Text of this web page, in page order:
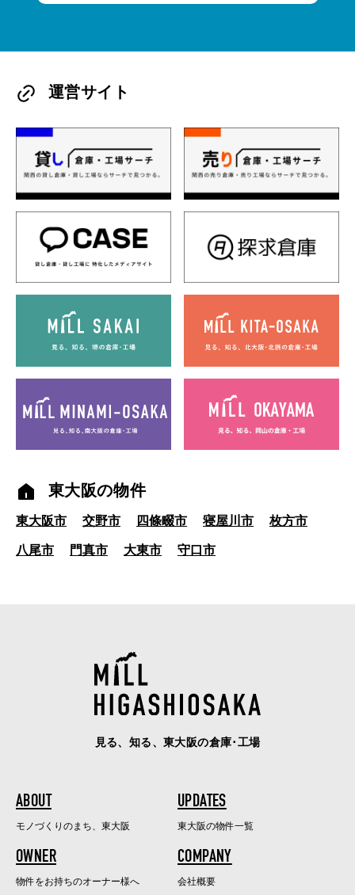
運営サイト
東大阪の物件
東大阪市 交野市 四條畷市 寝屋川市 枚方市
八尾市 門真市 大東市 守口市
見る、知る、東大阪の倉庫･工場
ABOUT
モノづくりのまち、東大阪
UPDATES
東大阪の物件一覧
OWNER
物件をお持ちのオーナー様へ
COMPANY
会社概要